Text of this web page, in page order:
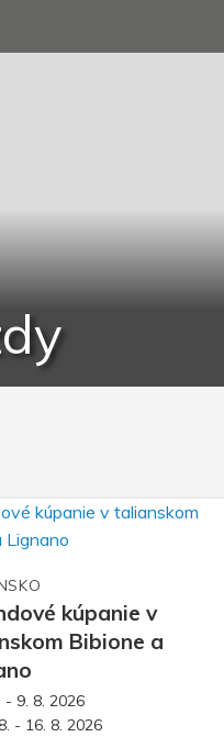
kúpanie v
Bibione a
- 9. 8. 2026
- 16. 8. 2026